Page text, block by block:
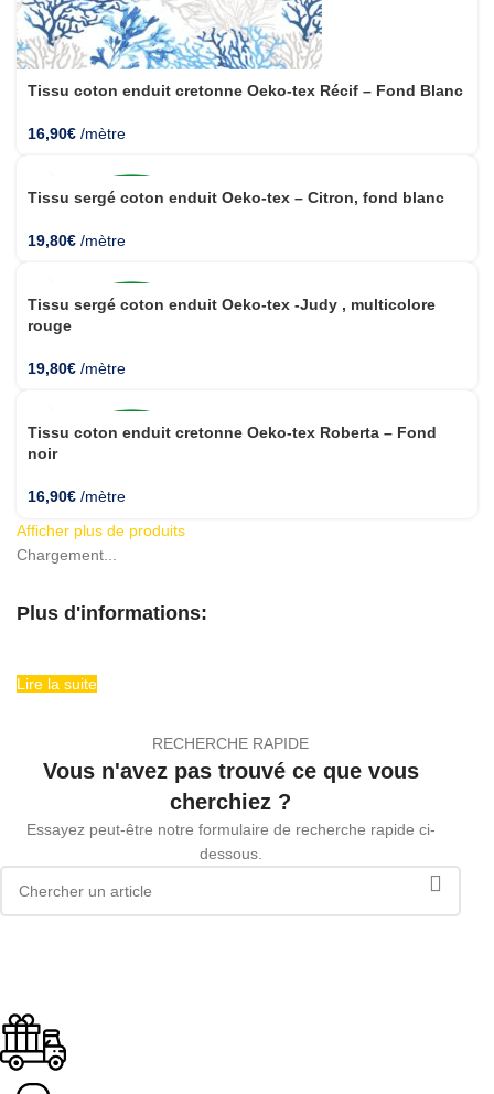
Tissu coton enduit cretonne Oeko-tex Récif – Fond Blanc
16,90€ /mètre
Tissu sergé coton enduit Oeko-tex – Citron, fond blanc
19,80€ /mètre
Tissu sergé coton enduit Oeko-tex -Judy , multicolore
rouge
19,80€ /mètre
Tissu coton enduit cretonne Oeko-tex Roberta – Fond
noir
16,90€ /mètre
Afficher plus de produits
Chargement...
Plus d'informations:
Lire la suite
RECHERCHE RAPIDE
Vous n'avez pas trouvé ce que vous
cherchiez ?
Essayez peut-être notre formulaire de recherche rapide ci-
dessous.